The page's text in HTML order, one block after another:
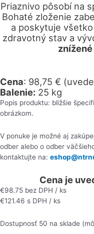
Priaznivo pôsobí na
Bohaté zloženie
a poskytuje
zdravotný stav a
Cena: 98,75 €
Balenie: 25 kg
Popis produktu: bližšie
obrázkom.
V ponuke je možné aj
odber alebo o odber
kontaktujte na:
Cena je
€98.75 bez DPH / ks
€121.46 s DPH / ks
Dostupnosť 50 na sklade